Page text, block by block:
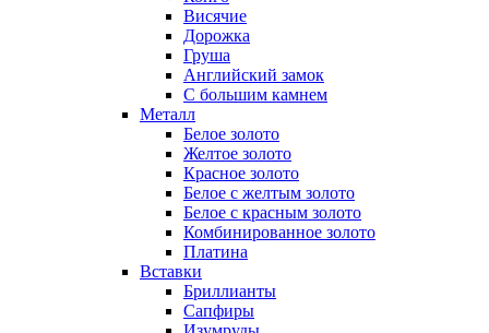
Висячие
Дорожка
Груша
Английский замок
С большим камнем
Металл
Белое золото
Желтое золото
Красное золото
Белое с желтым золото
Белое с красным золото
Комбинированное золото
Платина
Вставки
Бриллианты
Сапфиры